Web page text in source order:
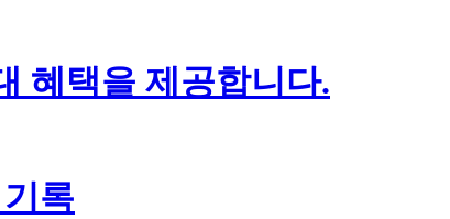
혜택을 제공합니다.
록